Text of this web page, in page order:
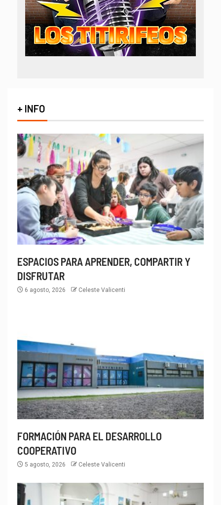
+ INFO
ESPACIOS PARA APRENDER, COMPARTIR Y
DISFRUTAR
6 agosto, 2026 Celeste Valicenti
FORMACIÓN PARA EL DESARROLLO
COOPERATIVO
5 agosto, 2026 Celeste Valicenti